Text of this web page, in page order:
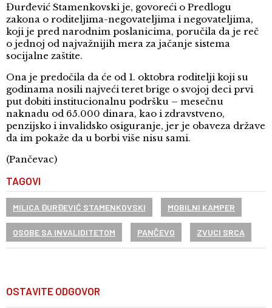
Đurđević Stamenkovski je, govoreći o Predlogu
zakona o roditeljima-negovateljima i negovateljima,
koji je pred narodnim poslanicima, poručila da je reč
o jednoj od najvažnijih mera za jačanje sistema
socijalne zaštite.
Ona je predočila da će od 1. oktobra roditelji koji su
godinama nosili najveći teret brige o svojoj deci prvi
put dobiti institucionalnu podršku – mesečnu
naknadu od 65.000 dinara, kao i zdravstveno,
penzijsko i invalidsko osiguranje, jer je obaveza države
da im pokaže da u borbi više nisu sami.
(Pančevac)
TAGOVI
MILICA ĐURĐEVIĆ STAMENKOVSKI MOBILNI KAMPER
OSOBE SA INVALIDITETOM PANČEVO ZVUCI SRCA
OSTAVITE ODGOVOR